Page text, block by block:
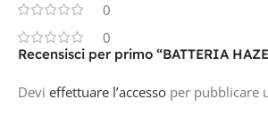
0
0
Recensisci per primo “BATTERIA
Devi effettuare l’accesso per pubblicare